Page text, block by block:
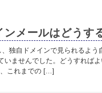
メールはどうす
独自ドメインで見られるよう
いませんでした。どうすれば
これまでの […]